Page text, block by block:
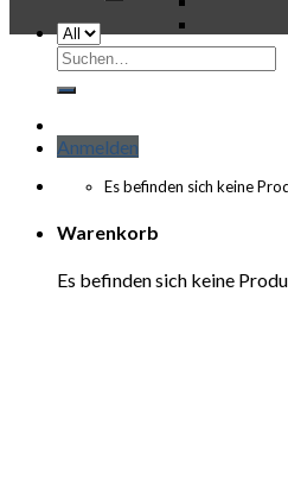
Suchen
nach:
Anmelden
Es befinden sich keine
Warenkorb
Es befinden sich keine